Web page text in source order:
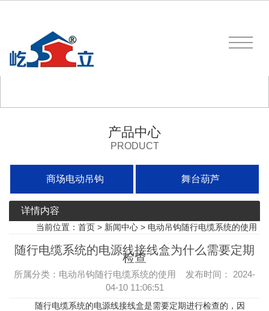
产品中心
PRODUCT
商场电动吊钩 舞台葫芦
详情内容
当前位置： 首页 > 新闻中心 > 电动吊钩随行电缆系统的使用
随行电缆系统的电源线接线盒为什么需要定期
检查
所属分类：电动吊钩随行电缆系统的使用 发布时间： 2024-
04-10 11:06:51
随行电缆系统的电源线接线盒是需要定期进行检查的，因